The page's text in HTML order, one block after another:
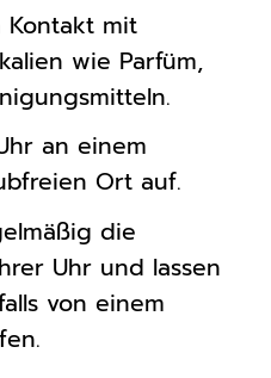
Kontakt mit
wie Parfüm,
an einem
Ort auf.
die
Uhr und lassen
von einem